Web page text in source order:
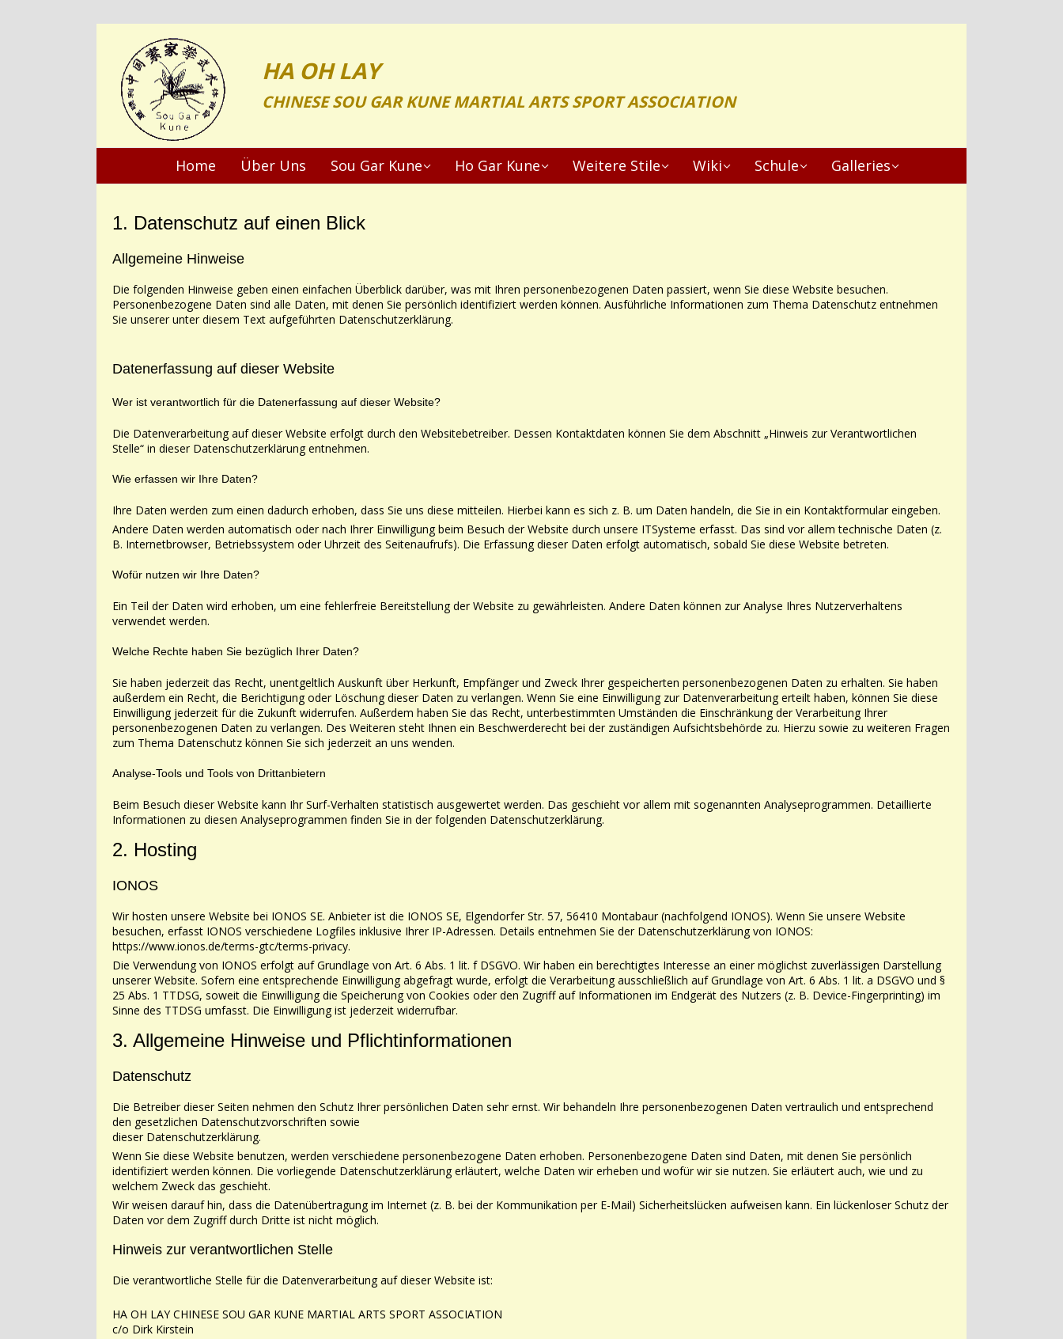
HA OH LAY
CHINESE SOU GAR KUNE MARTIAL ARTS SPORT ASSOCIATION
Home Über Uns Sou Gar Kune Ho Gar Kune Weitere Stile Wiki Schule Galleries
1. Datenschutz auf einen Blick
Allgemeine Hinweise
Die folgenden Hinweise geben einen einfachen Überblick darüber, was mit Ihren personenbezogenen Daten passiert, wenn Sie diese Website besuchen.
Personenbezogene Daten sind alle Daten, mit denen Sie persönlich identifiziert werden können. Ausführliche Informationen zum Thema Datenschutz entnehmen
Sie unserer unter diesem Text aufgeführten Datenschutzerklärung.
Datenerfassung auf dieser Website
Wer ist verantwortlich für die Datenerfassung auf dieser Website?
Die Datenverarbeitung auf dieser Website erfolgt durch den Websitebetreiber. Dessen Kontaktdaten können Sie dem Abschnitt „Hinweis zur Verantwortlichen
Stelle“ in dieser Datenschutzerklärungentnehmen.
Wie erfassen wir Ihre Daten?
Ihre Daten werden zum einen dadurch erhoben, dass Sie uns diese mitteilen. Hierbei kann es sich z. B. um Daten handeln, die Sie in ein Kontaktformular eingeben.
Andere Daten werden automatisch oder nach Ihrer Einwilligung beim Besuch der Website durch unsere ITSysteme erfasst. Das sind vor allem technische Daten (z.
B. Internetbrowser, Betriebssystem oder Uhrzeit des Seitenaufrufs). Die Erfassung dieser Daten erfolgt automatisch, sobald Sie diese Website betreten.
Wofür nutzen wir Ihre Daten?
Ein Teil der Daten wird erhoben, um eine fehlerfreie Bereitstellung der Website zu gewährleisten. Andere Daten können zur Analyse Ihres Nutzerverhaltens
verwendet werden.
Welche Rechte haben Sie bezüglich Ihrer Daten?
Sie haben jederzeit das Recht, unentgeltlich Auskunft über Herkunft, Empfänger und Zweck Ihrer gespeicherten personenbezogenen Daten zu erhalten. Sie haben
außerdem ein Recht, die Berichtigung oder Löschung dieser Daten zu verlangen. Wenn Sie eine Einwilligung zur Datenverarbeitung erteilt haben, können Sie diese
Einwilligung jederzeit für die Zukunft widerrufen. Außerdem haben Sie das Recht, unterbestimmten Umständen die Einschränkung der Verarbeitung Ihrer
personenbezogenen Daten zu verlangen. Des Weiteren steht Ihnen ein Beschwerderecht bei der zuständigen Aufsichtsbehörde zu. Hierzu sowie zu weiteren Fragen
zum Thema Datenschutz können Sie sich jederzeit an uns wenden.
Analyse-Tools und Tools von Drittanbietern
Beim Besuch dieser Website kann Ihr Surf-Verhalten statistisch ausgewertet werden. Das geschieht vorallem mit sogenannten Analyseprogrammen. Detaillierte
Informationen zu diesen Analyseprogrammen finden Sie in der folgenden Datenschutzerklärung.
2. Hosting
IONOS
Wir hosten unsere Website bei IONOS SE. Anbieter ist die IONOS SE, Elgendorfer Str. 57, 56410 Montabaur (nachfolgend IONOS). Wenn Sie unsere Website
besuchen, erfasst IONOS verschiedene Logfiles inklusive Ihrer IP-Adressen. Details entnehmen Sie der Datenschutzerklärung von IONOS:
https://www.ionos.de/terms-gtc/terms-privacy.
Die Verwendung von IONOS erfolgt auf Grundlage von Art. 6 Abs. 1 lit. f DSGVO. Wir haben ein berechtigtes Interesse an einer möglichst zuverlässigen Darstellung
unserer Website. Sofern eine entsprechende Einwilligung abgefragt wurde, erfolgt die Verarbeitung ausschließlich auf Grundlage von Art. 6 Abs. 1 lit. a DSGVO und §
25 Abs. 1 TTDSG, soweit die Einwilligung die Speicherung von Cookies oder den Zugriff auf Informationen im Endgerät des Nutzers (z. B. Device-Fingerprinting) im
Sinne des TTDSG umfasst. Die Einwilligung ist jederzeit widerrufbar.
3. Allgemeine Hinweise und Pflichtinformationen
Datenschutz
Die Betreiber dieser Seiten nehmen den Schutz Ihrer persönlichen Daten sehr ernst. Wir behandeln Ihre personenbezogenen Daten vertraulich und entsprechend
den gesetzlichen Datenschutzvorschriften sowie
dieser Datenschutzerklärung.
Wenn Sie diese Website benutzen, werden verschiedene personenbezogene Daten erhoben. Personenbezogene Daten sind Daten, mit denen Sie persönlich
identifiziert werden können. Die vorliegende Datenschutzerklärung erläutert, welche Daten wir erheben und wofür wir sie nutzen. Sie erläutert auch, wie und zu
welchem Zweck das geschieht.
Wir weisen darauf hin, dass die Datenübertragung im Internet (z. B. bei der Kommunikation per E-Mail) Sicherheitslücken aufweisen kann. Ein lückenloser Schutz der
Daten vor dem Zugriff durch Dritte ist nicht möglich.
Hinweis zur verantwortlichen Stelle
Die verantwortliche Stelle für die Datenverarbeitung auf dieser Website ist:
HA OH LAY CHINESE SOU GAR KUNE MARTIAL ARTS SPORT ASSOCIATION
c/o Dirk Kirstein